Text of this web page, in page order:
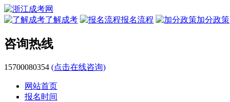
了解成考 报名流程 加分政策
咨询热线
15700080354 (点击在线咨询)
网站首页
报名时间